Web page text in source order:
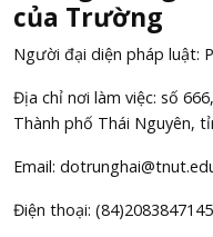
của Trường
Người đại diện pháp luật:
Địa chỉ nơi làm việc: số
Thành phố Thái Nguyên,
Email:
Điện thoại: